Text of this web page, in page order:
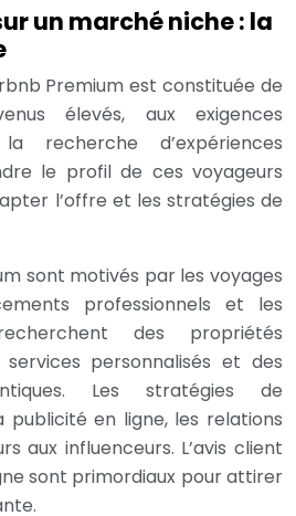
un marché niche : la
Premium est constituée de
élevés, aux exigences
recherche d’expériences
le profil de ces voyageurs
l’offre et les stratégies de
sont motivés par les voyages
professionnels et les
des propriétés
personnalisés et des
Les stratégies de
en ligne, les relations
aux influenceurs. L’avis client
sont primordiaux pour attirer